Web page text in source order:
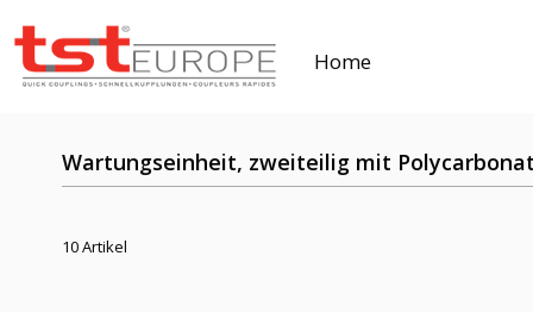
Home
Wartungseinheit, zweiteilig mit
10 Artikel